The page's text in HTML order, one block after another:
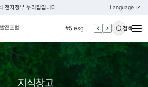
전자정부 누리집입니다. Language
열기
KOREAN
ENGLISH
#5 esg
#6 빈곤
#1 경제
검색
지식창고